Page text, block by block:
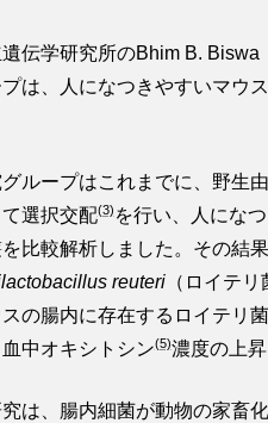
伝学研究所のBhim B. Biswa
は、人になつきやすいマウ
ループはこれまでに、野生
選択交配(3)を行い、人にな
比較解析しました。その結
reuteri（ロイテリ
の腸内に存在するロイテリ
中オキシトシン(5)濃度の上
は、腸内細菌が動物の家畜化